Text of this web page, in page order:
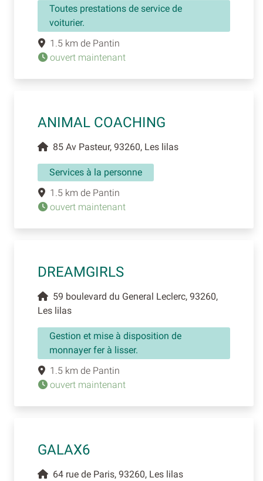
Toutes prestations de service de
voiturier.
1.5 km de Pantin
ouvert maintenant
ANIMAL COACHING
85 Av Pasteur, 93260, Les lilas
Services à la personne
1.5 km de Pantin
ouvert maintenant
DREAMGIRLS
59 boulevard du General Leclerc, 93260,
Les lilas
Gestion et mise à disposition de
monnayer fer à lisser.
1.5 km de Pantin
ouvert maintenant
GALAX6
64 rue de Paris, 93260, Les lilas